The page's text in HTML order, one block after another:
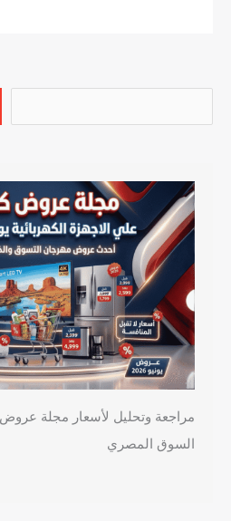
السوق المصري